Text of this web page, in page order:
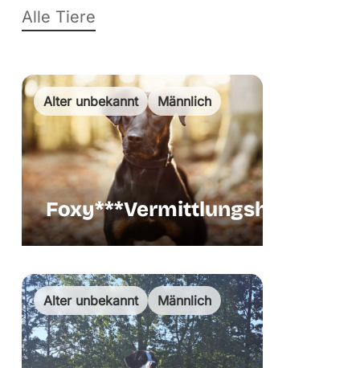
Alle Tiere
Alter unbekannt Männlich
Foxy***Vermittlungshilfe
Alter unbekannt Männlich